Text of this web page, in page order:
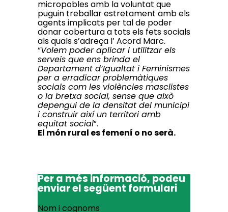
micropobles amb la voluntat que
puguin treballar estretament amb els
agents implicats per tal de poder
donar cobertura a tots els fets socials
als quals s’adreça l’ Acord Marc.
“Volem poder aplicar i utilitzar els
serveis que ens brinda el
Departament d’Igualtat i Feminismes
per a erradicar problemàtiques
socials com les violències masclistes
o la bretxa social, sense que això
depengui de la densitat del municipi
i construir així un territori amb
equitat social”.
El món rural es femení o no serà.
Per a més informació, podeu
enviar el següent formulari
Nom i cognoms